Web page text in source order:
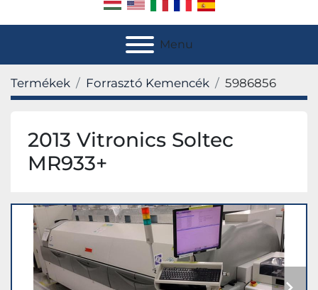
Menu
Termékek Forrasztó Kemencék 5986856
2013 Vitronics Soltec
MR933+